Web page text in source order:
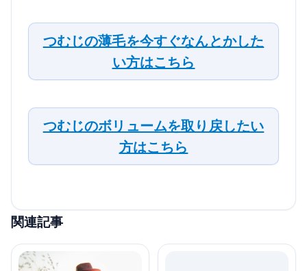
つむじの薄毛を今すぐなんとかした
い方はこちら
つむじのボリュームを取り戻したい
方はこちら
関連記事